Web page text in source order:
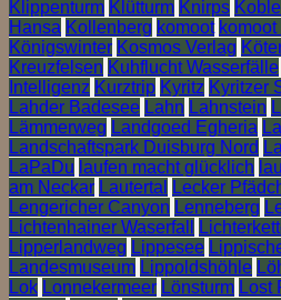
Klippenturm Klütturm Knirps
Hansa Kollenberg komoot
Königswinter Kosmos Verlag
Kreuzfelsen Kuhflucht Wasserfälle
Intelligenz Kurztrip Kyritz Kyritzer
Lahder Badesee Lahn Lahnstein
Lämmerweg Landgoed Egheria
Landschaftspark Duisburg Nord
LaPaDu laufen macht glücklich
am Neckar Lautertal Lecker
Lengericher Canyon Lenneberg
Lichtenhainer Waserfall
Lipperlandweg Lippesee
Landesmuseum Lippoldshöhle
Lok Lonnekermeer Lönsturm Lost